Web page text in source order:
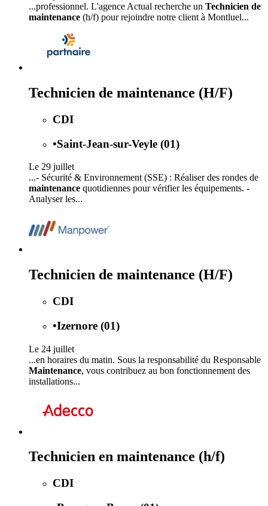
...professionnel. L'agence Actual recherche un Technicien de
maintenance (h/f) pour rejoindre notre client à Montluel...
Technicien de maintenance (H/F)
CDI
•Saint-Jean-sur-Veyle (01)
Le 29 juillet
...- Sécurité & Environnement (SSE) : Réaliser des rondes de
maintenance quotidiennes pour vérifier les équipements. -
Analyser les...
Technicien de maintenance (H/F)
CDI
•Izernore (01)
Le 24 juillet
...en horaires du matin. Sous la responsabilité du Responsable
Maintenance, vous contribuez au bon fonctionnement des
installations...
Technicien en maintenance (h/f)
CDI